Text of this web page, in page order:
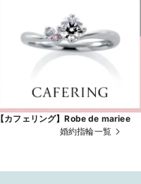
【カフェリング】Robe de mariee
婚約指輪一覧